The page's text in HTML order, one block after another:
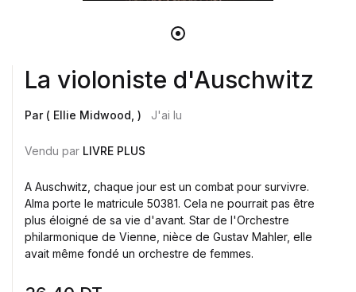
La violoniste d'Auschwitz
Par ( Ellie Midwood, ) J'ai lu
Vendu par LIVRE PLUS
A Auschwitz, chaque jour est un combat pour survivre.
Alma porte le matricule 50381. Cela ne pourrait pas être
plus éloigné de sa vie d'avant. Star de l'Orchestre
philarmonique de Vienne, nièce de Gustav Mahler, elle
avait même fondé un orchestre de femmes.